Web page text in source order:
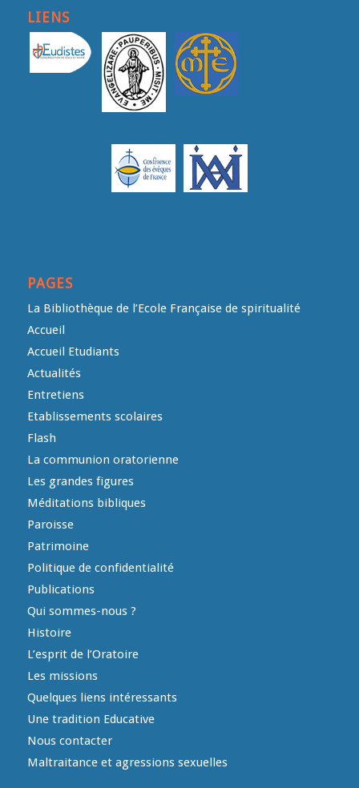
LIENS
PAGES
La Bibliothèque de l’Ecole Française de spiritualité
Accueil
Accueil Etudiants
Actualités
Entretiens
Etablissements scolaires
Flash
La communion oratorienne
Les grandes figures
Méditations bibliques
Paroisse
Patrimoine
Politique de confidentialité
Publications
Qui sommes-nous ?
Histoire
L’esprit de l’Oratoire
Les missions
Quelques liens intéressants
Une tradition Educative
Nous contacter
Maltraitance et agressions sexuelles